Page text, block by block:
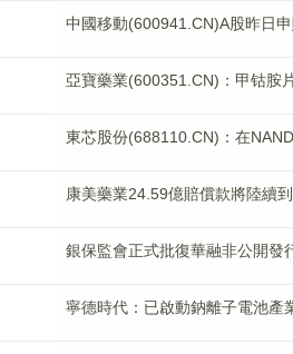
中國移動(600941.CN)A股昨日
亞寶藥業(600351.CN)：甲钴胺
東芯股份(688110.CN)：在
康美藥業24.59億賠償款將陸續
銀保監會正式批復華融非公開發
寧德時代：已啟動鈉離子電池產